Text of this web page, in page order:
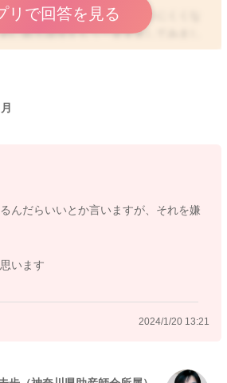
しています。そのために眠りにくくな
に眠る環境をもう一度見直してみまし
を引くようなデザインのものが入らな
ング、寝るまでの流れができるだけ同
爆睡はできないお子さまもいます。そ
すればできるようになることではない
袋の成長は急ぐことができません。た
リで回答を見る
んだらいいとか言いますが、それを嫌
います
2024/1/20 13:21